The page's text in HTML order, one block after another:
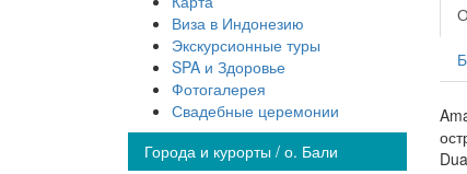
Виза в Индонезию
Экскурсионные туры
SPA и Здоровье
Фотогалерея
Свадебные церемонии
Города и курорты / о. Бали